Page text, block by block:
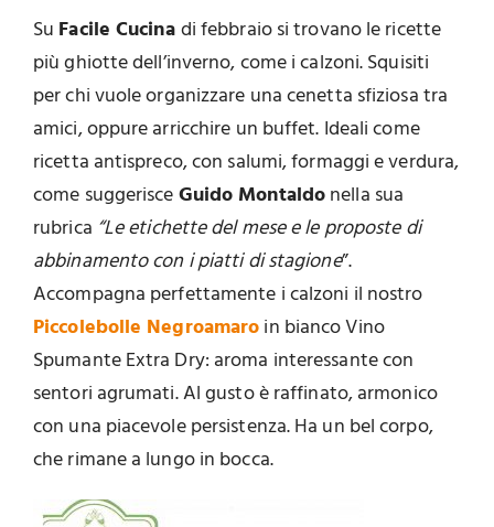
Su Facile Cucinadi febbraio si trovano le ricette
più ghiotte dell’inverno, come i calzoni. Squisiti
per chi vuole organizzare una cenetta sfiziosa tra
amici, oppure arricchire un buffet. Ideali come
ricetta antispreco, con salumi, formaggi e verdura,
come suggerisceGuido Montaldonella sua
rubrica “Le etichette del mese e le proposte di
abbinamento con i piatti di stagione”.
Accompagna perfettamente i calzoni il nostro
Piccolebolle Negroamaroin bianco Vino
Spumante Extra Dry: aroma interessante con
sentori agrumati. Al gusto è raffinato, armonico
con una piacevole persistenza. Ha un bel corpo,
che rimane a lungo in bocca.